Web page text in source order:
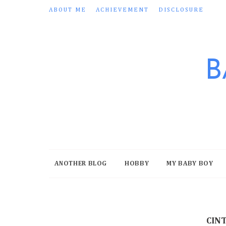
ABOUT ME ACHIEVEMENT DISCLOSURE
ANOTHER BLOG HOBBY MY BABY BOY